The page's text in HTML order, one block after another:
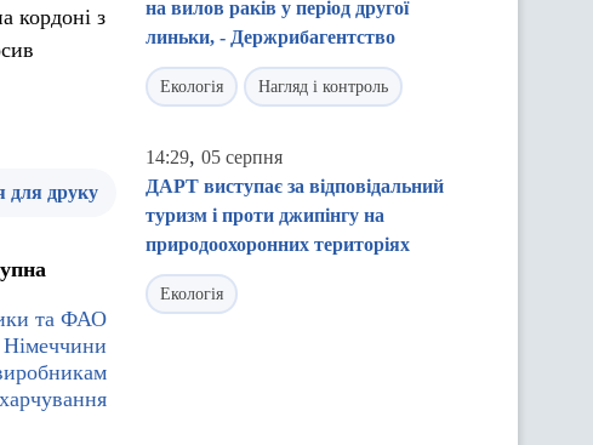
кордоні з
для друку
та ФАО
Німеччини
на вилов раків у період другої
линьки, - Держрибагентство
Екологія Нагляд і контроль
14:29, 05 серпня
ДАРТ виступає за відповідальний
туризм і проти джипінгу на
природоохоронних територіях
Екологія